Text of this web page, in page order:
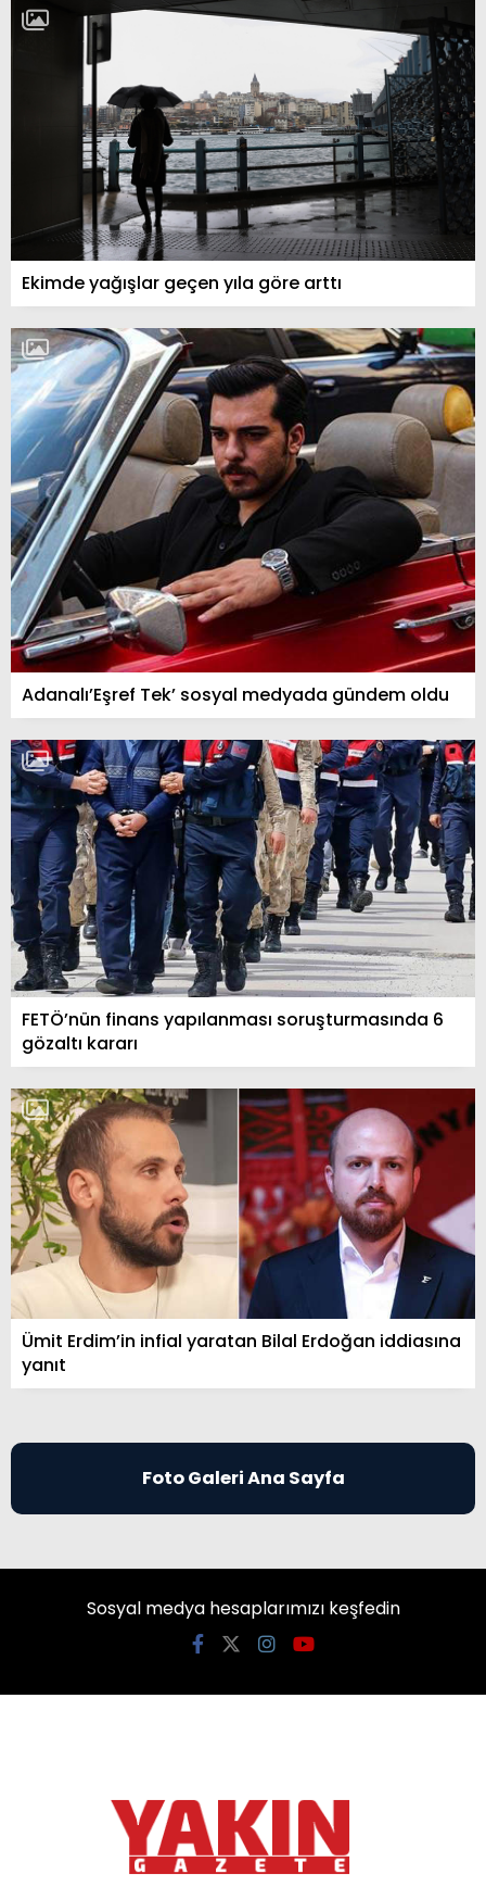
Ekimde yağışlar geçen yıla göre arttı
Adanalı’Eşref Tek’ sosyal medyada gündem oldu
FETÖ’nün finans yapılanması soruşturmasında 6
gözaltı kararı
Ümit Erdim’in infial yaratan Bilal Erdoğan iddiasına
yanıt
Foto Galeri Ana Sayfa
Sosyal medya hesaplarımızı keşfedin